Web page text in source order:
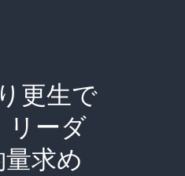
更生で
リーダ
求め